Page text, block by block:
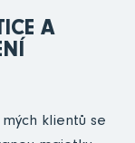
A
klientů se